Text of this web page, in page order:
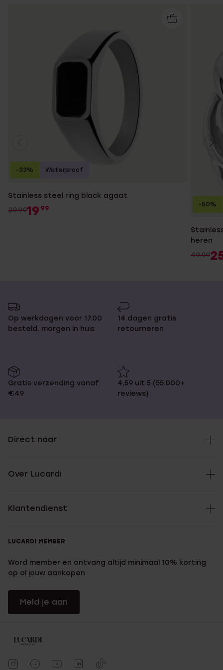
Stainless steel ring black agaat
29.9919 99
-33% Waterproof
heren
49.99
-50%
Op werkdagen voor 17.00
besteld, morgen in huis
14 dagen gratis
retourneren
Gratis verzending vanaf
€49
4,59 uit 5 (55.000+
reviews)
Direct naar
Over Lucardi
Klantendienst
LUCARDI MEMBER
Word member en ontvang altijd minimaal 10% korting
op al jouw aankopen
Meld je aan